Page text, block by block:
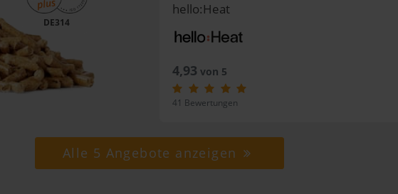
DE314
hello:Heat
4,93 von 5
41 Bewertungen
Alle 5 Angebote anzeigen